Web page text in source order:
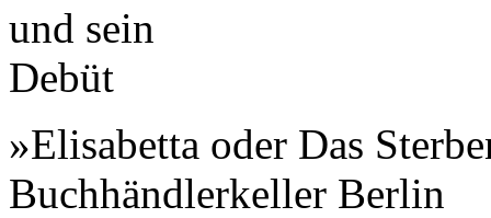
»Elisabetta oder Das
Buchhändlerkeller Berlin